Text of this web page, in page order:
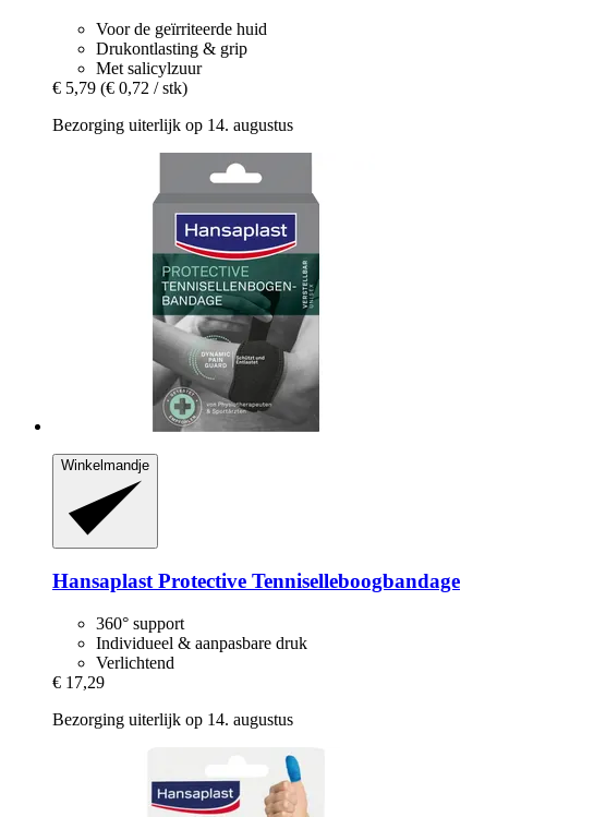
Voor de geïrriteerde huid
Drukontlasting & grip
Met salicylzuur
€ 5,79 (€ 0,72 / stk)
Bezorging uiterlijk op 14. augustus
Winkelmandje
Hansaplast Protective Tenniselleboogbandage
360° support
Individueel & aanpasbare druk
Verlichtend
€ 17,29
Bezorging uiterlijk op 14. augustus